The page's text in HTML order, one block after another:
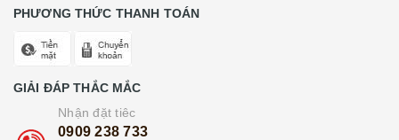
PHƯƠNG THỨC THANH TOÁN
GIẢI ĐÁP THẮC MẮC
Nhận đặt tiêc
0909 238 733